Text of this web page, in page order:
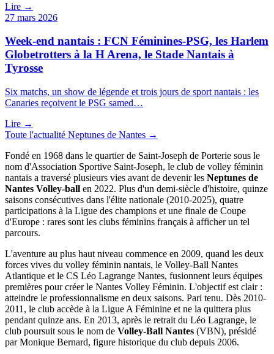
Lire →
27 mars 2026
Week-end nantais : FCN Féminines-PSG, les Harlem
Globetrotters à la H Arena, le Stade Nantais à
Tyrosse
Six matchs, un show de légende et trois jours de sport nantais : les
Canaries reçoivent le PSG samed…
Lire →
Toute l'actualité Neptunes de Nantes →
Fondé en 1968 dans le quartier de Saint-Joseph de Porterie sous le
nom d'Association Sportive Saint-Joseph, le club de volley féminin
nantais a traversé plusieurs vies avant de devenir les Neptunes de
Nantes Volley-ball en 2022. Plus d'un demi-siècle d'histoire, quinze
saisons consécutives dans l'élite nationale (2010-2025), quatre
participations à la Ligue des champions et une finale de Coupe
d'Europe : rares sont les clubs féminins français à afficher un tel
parcours.
L'aventure au plus haut niveau commence en 2009, quand les deux
forces vives du volley féminin nantais, le Volley-Ball Nantes
Atlantique et le CS Léo Lagrange Nantes, fusionnent leurs équipes
premières pour créer le Nantes Volley Féminin. L'objectif est clair :
atteindre le professionnalisme en deux saisons. Pari tenu. Dès 2010-
2011, le club accède à la Ligue A Féminine et ne la quittera plus
pendant quinze ans. En 2013, après le retrait du Léo Lagrange, le
club poursuit sous le nom de Volley-Ball Nantes (VBN), présidé
par Monique Bernard, figure historique du club depuis 2006.